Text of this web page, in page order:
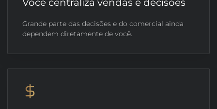
Você centraliza vendas e decisões
Grande parte das decisões e do comercial ainda
dependem diretamente de você.